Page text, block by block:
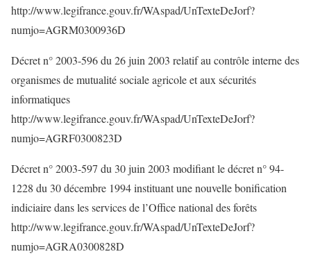
http://www.legifrance.gouv.fr/WAspad/UnTexteDeJorf?
numjo=AGRM0300936D
Décret n° 2003-596 du 26 juin 2003 relatif au contrôle interne des
organismes de mutualité sociale agricole et aux sécurités
informatiques
http://www.legifrance.gouv.fr/WAspad/UnTexteDeJorf?
numjo=AGRF0300823D
Décret n° 2003-597 du 30 juin 2003 modifiant le décret n° 94-
1228 du 30 décembre 1994 instituant une nouvelle bonification
indiciaire dans les services de l’Office national des forêts
http://www.legifrance.gouv.fr/WAspad/UnTexteDeJorf?
numjo=AGRA0300828D